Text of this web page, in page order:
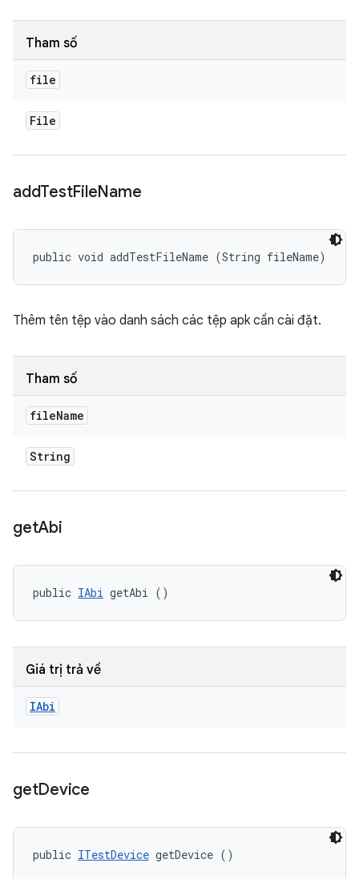
Tham số
file
File
addTestFileName
public void addTestFileName (String fileName)
Thêm tên tệp vào danh sách các tệp apk cần cài đặt.
Tham số
fileName
String
getAbi
public IAbi getAbi ()
Giá trị trả về
IAbi
getDevice
public ITestDevice getDevice ()